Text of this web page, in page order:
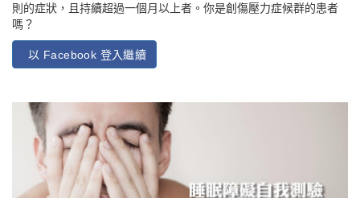
則的症狀，且持續超過一個月以上者。你是創傷壓力症候群的患者
嗎？
以 Facebook 登入繼續